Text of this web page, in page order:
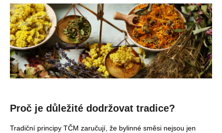
Proč je důležité dodržovat tradice?
Tradiční principy TČM zaručují, že bylinné směsi nejsou jen